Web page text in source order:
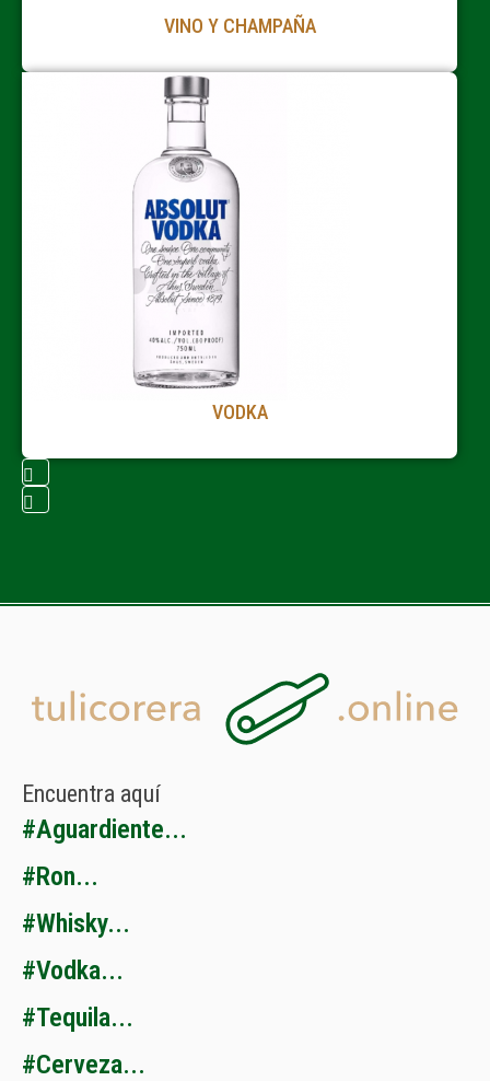
VINO Y CHAMPAÑA
VODKA
Encuentra aquí
#Aguardiente...
#Ron...
#Whisky...
#Vod ka...
#Tequi a...
#Cerveza...